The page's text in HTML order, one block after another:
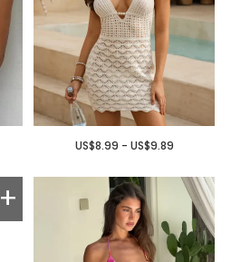
US$8.99 - US$9.89